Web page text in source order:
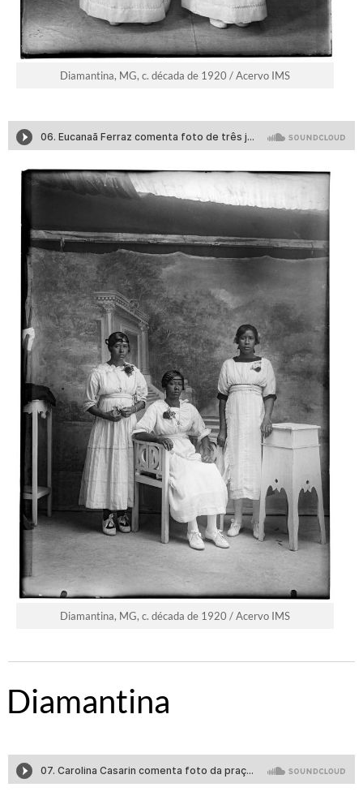
Diamantina, MG, c. década de 1920 / Acervo IMS
Diamantina, MG, c. década de 1920 / Acervo IMS
Diamantina